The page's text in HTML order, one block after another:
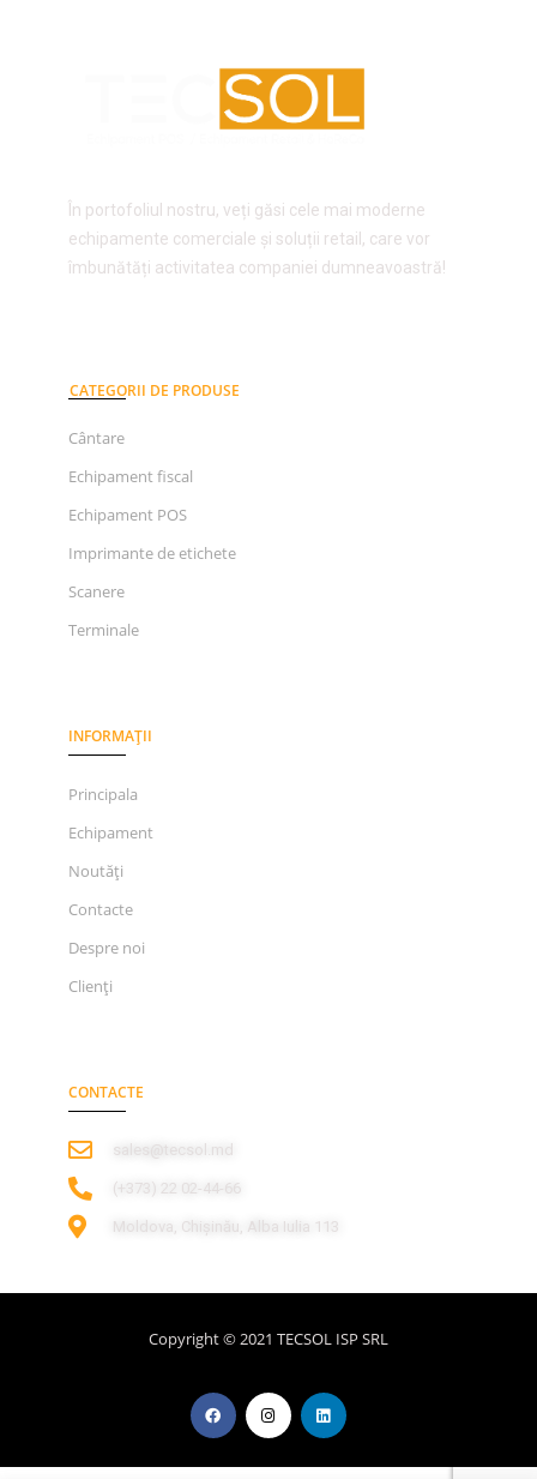
În portofoliul nostru, veți găsi cele mai moderne
echipamente comerciale și soluții retail, care vor
îmbunătăți activitatea companiei dumneavoastră!
CATEGORII DE PRODUSE
Cântare
Echipament fiscal
Echipament POS
Imprimante de etichete
Scanere
Terminale
INFORMAȚII
Principala
Echipament
Noutăți
Contacte
Despre noi
Clienți
CONTACTE
sales@tecsol.md
‎(+373) 22 02-44-66
Moldova, Chișinău, Alba Iulia 113
Copyright © 2021 TECSOL ISP SRL